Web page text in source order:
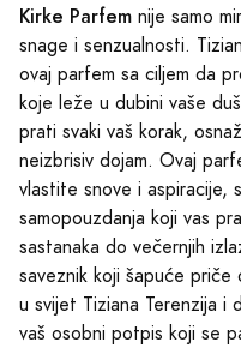
Kirke Parfem nije samo
snage i senzualnosti.
ovaj parfem sa ciljem da
koje leže u dubini vaše
prati svaki vaš korak,
neizbrisiv dojam. Ovaj
vlastite snove i aspiracije,
samopouzdanja koji vas
sastanaka do večernjih
saveznik koji šapuće
u svijet Tiziana Terenzija i
vaš osobni potpis koji se